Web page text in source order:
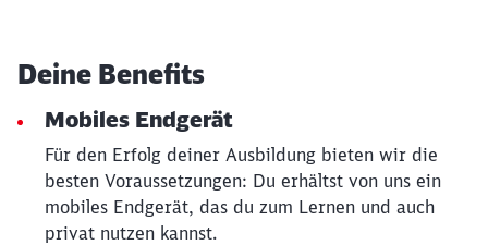
Deine Benefits
Mobiles Endgerät
Für den Erfolg deiner Ausbildung bieten wir die
besten Voraussetzungen: Du erhältst von uns ein
mobiles Endgerät, das du zum Lernen und auch
privat nutzen kannst.